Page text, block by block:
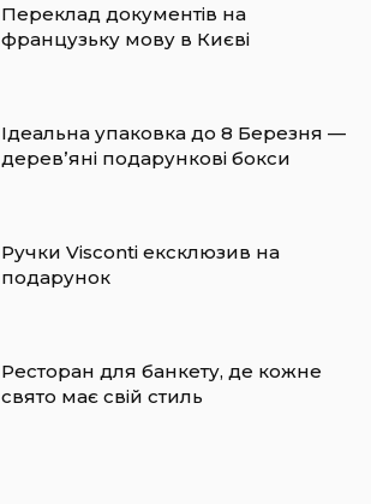
Переклад документів на
французьку мову в Києві
Ідеальна упаковка до 8 Березня —
деревʼяні подарункові бокси
Ручки Visconti ексклюзив на
подарунок
Ресторан для банкету, де кожне
свято має свій стиль